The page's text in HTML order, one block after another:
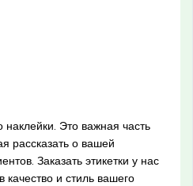
наклейки. Это важная часть
рассказать о вашей
Заказать этикетки у нас
качество и стиль вашего